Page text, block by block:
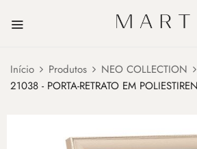
Início Produtos NEO COLLECTION
21038 - PORTA-RETRATO EM